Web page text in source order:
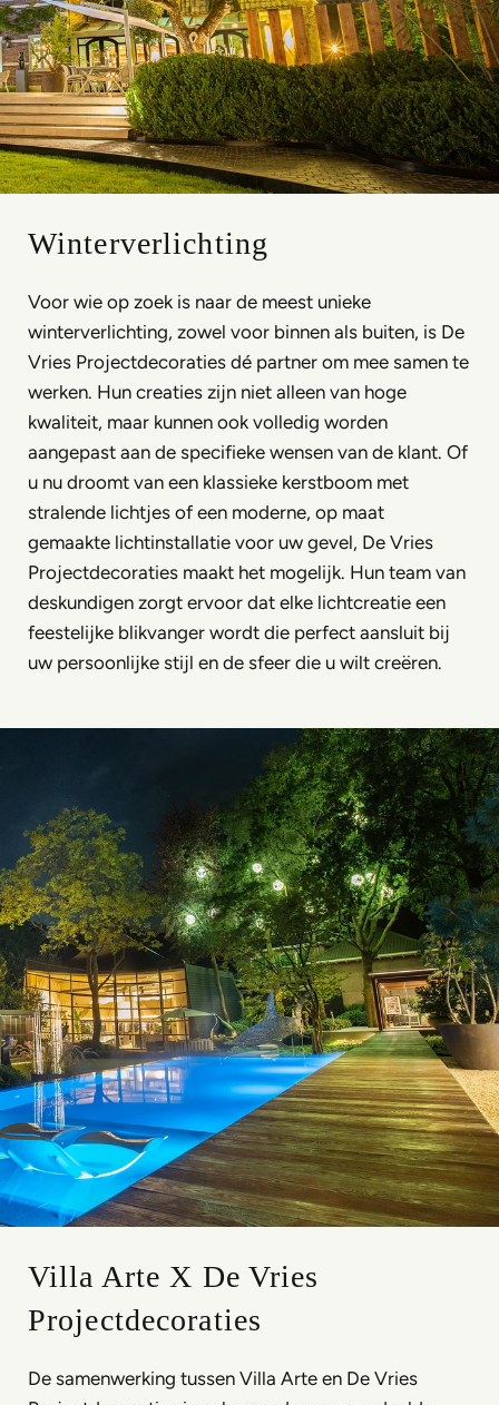
Winterverlichting
Voor wie op zoek is naar de meest unieke
winterverlichting, zowel voor binnen als buiten, is De
Vries Projectdecoraties dé partner om mee samen te
werken. Hun creaties zijn niet alleen van hoge
kwaliteit, maar kunnen ook volledig worden
aangepast aan de specifieke wensen van de klant. Of
u nu droomt van een klassieke kerstboom met
stralende lichtjes of een moderne, op maat
gemaakte lichtinstallatie voor uw gevel, De Vries
Projectdecoraties maakt het mogelijk. Hun team van
deskundigen zorgt ervoor dat elke lichtcreatie een
feestelijke blikvanger wordt die perfect aansluit bij
uw persoonlijke stijl en de sfeer die u wilt creëren.
Villa Arte X De Vries
Projectdecoraties
De samenwerking tussen Villa Arte en De Vries